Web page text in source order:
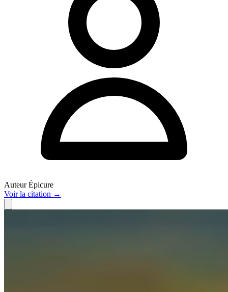
Auteur Épicure
Voirla citation →